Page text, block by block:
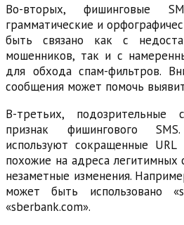
Во-вторых, фишинговые
грамматические и
быть связано как с
мошенников, так и с
для обхода спам-фильтров.
сообщения может помочь
В-третьих,
признак фишингового
используют сокращенные URL
похожие на адреса
незаметные изменения.
может быть использовано
«sberbank.com».